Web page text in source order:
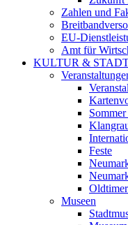
Zahlen und
EU-
Amt für
KULTUR &
Feste
Museen